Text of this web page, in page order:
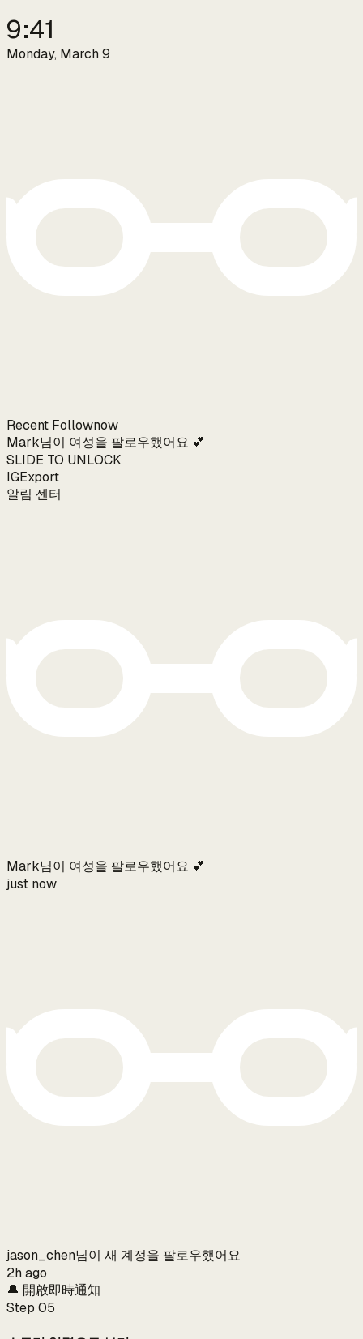
9:41
Monday, March 9
Recent Follownow
Mark님이 여성을 팔로우했어요 💕
SLIDE TO UNLOCK
IGExport
알림 센터
Mark님이 여성을 팔로우했어요 💕
just now
jason_chen님이 새 계정을 팔로우했어요
2h ago
🔔 開啟即時通知
Step 05